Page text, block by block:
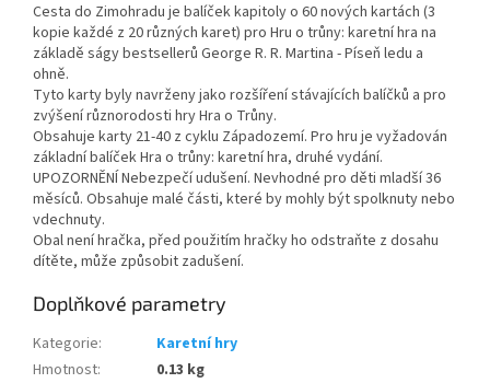
Cesta do Zimohradu je balíček kapitoly o 60 nových kartách (3
kopie každé z 20 různých karet) pro Hru o trůny: karetní hra na
základě ságy bestsellerů George R. R. Martina - Píseň ledu a
ohně.
Tyto karty byly navrženy jako rozšíření stávajících balíčků a pro
zvýšení různorodosti hry Hra o Trůny.
Obsahuje karty 21-40 z cyklu Západozemí. Pro hru je vyžadován
základní balíček Hra o trůny: karetní hra, druhé vydání.
UPOZORNĚNÍ Nebezpečí udušení. Nevhodné pro děti mladší 36
měsíců. Obsahuje malé části, které by mohly být spolknuty nebo
vdechnuty.
Obal není hračka, před použitím hračky ho odstraňte z dosahu
dítěte, může způsobit zadušení.
Doplňkové parametry
Kategorie:
Karetní hry
Hmotnost:
0.13 kg